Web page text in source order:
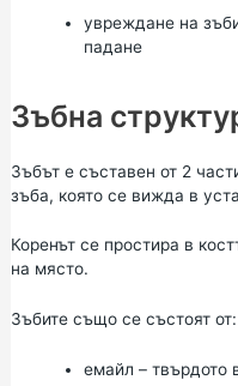
увреждане на
падане
Зъбна
Зъбът е съставен от 2
зъба, която се вижда в
Коренът се простира в
на място.
Зъбите също се състоят от:
емайл – твърдото